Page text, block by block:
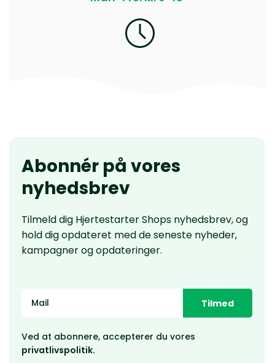
Abonnér på vores
nyhedsbrev
Tilmeld dig Hjertestarter Shops nyhedsbrev, og
hold dig opdateret med de seneste nyheder,
kampagner og opdateringer.
Tilmed
Ved at abonnere, accepterer du vores
privatlivspolitik.